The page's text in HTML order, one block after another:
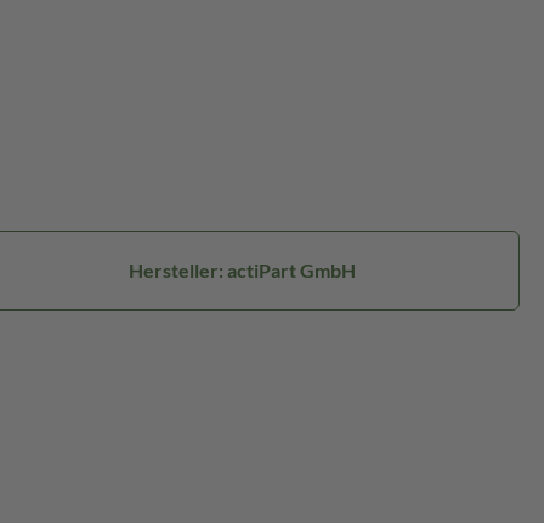
Hersteller: actiPart GmbH